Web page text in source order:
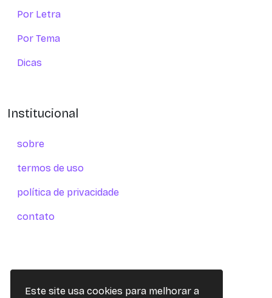
Este site usa cookies para melhorar a
Por Letra
Por Tema
Dicas
Institucional
sobre
termos de uso
política de privacidade
contato